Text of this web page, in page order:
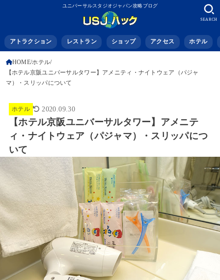
ユニバーサルスタジオジャパン攻略ブログ
アトラクション レストラン ショップ アクセス ホテル
SEARCH
HOME ホテル
【ホテル京阪ユニバーサルタワー】アメニティ・ナイトウェア（パジャ
マ）・スリッパについて
ホテル 2020.09.30
【ホテル京阪ユニバーサルタワー】アメニテ
ィ・ナイトウェア（パジャマ）・スリッパにつ
いて